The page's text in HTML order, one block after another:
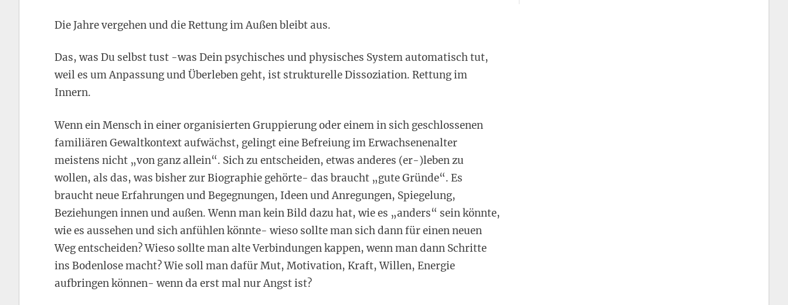
Die Jahre vergehen und die Rettung im Außen bleibt aus.
Das, was Du selbst tust -was Dein psychisches und physisches System automatisch tut,
weil es um Anpassung und Überleben geht, ist strukturelle Dissoziation. Rettung im
Innern.
Wenn ein Mensch in einer organisierten Gruppierung oder einem in sich geschlossenen
familiären Gewaltkontext aufwächst, gelingt eine Befreiung im Erwachsenenalter
meistens nicht „von ganz allein“. Sich zu entscheiden, etwas anderes (er-)leben zu
wollen, als das, was bisher zur Biographie gehörte- das braucht „gute Gründe“. Es
braucht neue Erfahrungen und Begegnungen, Ideen und Anregungen, Spiegelung,
Beziehungen innen und außen. Wenn man kein Bild dazu hat, wie es „anders“ sein könnte,
wie es aussehen und sich anfühlen könnte- wieso sollte man sich dann für einen neuen
Weg entscheiden? Wieso sollte man alte Verbindungen kappen, wenn man dann Schritte
ins Bodenlose macht? Wie soll man dafür Mut, Motivation, Kraft, Willen, Energie
aufbringen können- wenn da erst mal nur Angst ist?